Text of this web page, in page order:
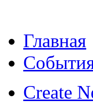
Главная
Create